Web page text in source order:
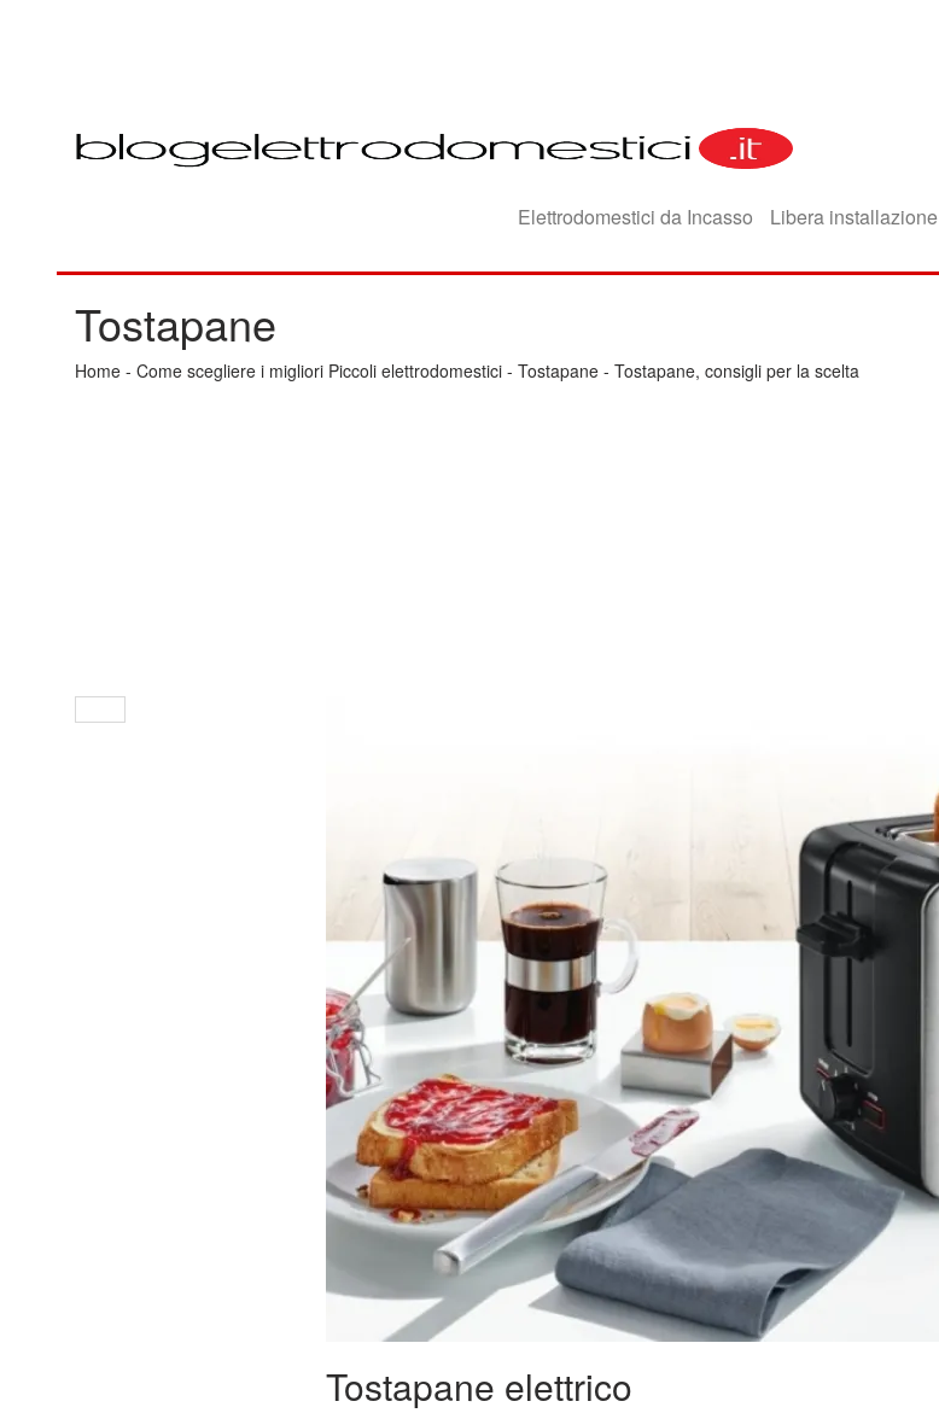
Elettrodomestici da Incasso Libera installazione
Tostapane
Home - Come scegliere i migliori Piccoli elettrodomestici - Tostapane - Tostapane, consigli per la scelta
Tostapane elettrico